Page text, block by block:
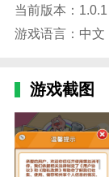
4.根据关
丝，逐步解决
螺丝消不停内容
1.参加排
级别。排名越
2.直观易
当前版本：1.0.1
游戏语言：中文
游戏截图